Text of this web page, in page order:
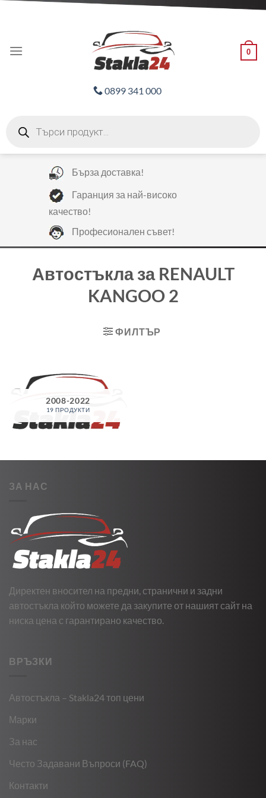
0
0899 341 000
search
Бърза доставка!
Гаранция за най-високо
качество!
Професионален съвет!
Автостъкла за RENAULT
KANGOO 2
ФИЛТЪР
2008-2022
19 ПРОДУКТИ
ЗА НАС
Директен вносител на предни, странични и задни
автостъкла който можете да закупите от нашият сайт на
ниска цена с гарантирано качество.
ВРЪЗКИ
Автостъкла – Stakla24 топ цени
Марки
За нас
Често Задавани Въпроси (FAQ)
Контакти